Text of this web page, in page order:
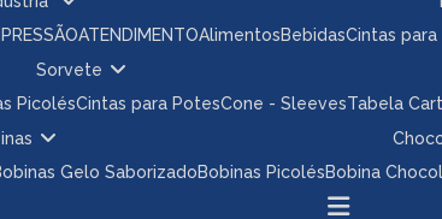
ATENDIMENTO
Sorvete
Picolés Cintas para Potes Cone - Sleeves
Tabela
Bobina
Bobinas Gelo Saborizado Bobinas Picolés
Alimentos
Bebidas Cintas